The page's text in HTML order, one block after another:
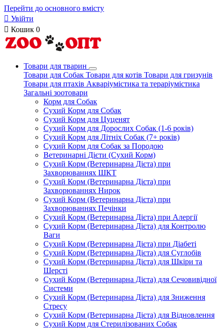
Перейти до основного вмісту
 Увійти
 Кошик 0
Товари для тварин
Товари для Собак Товари для котів Товари для гризунів
Товари для птахів Акваріумістика та тераріумістика
Загальні зоотовари
Корм для Собак
Сухий Корм для Собак
Сухий Корм для Цуценят
Сухий Корм для Дорослих Собак (1-6 років)
Сухий Корм для Літніх Собак (7+ років)
Сухий Корм для Собак за Породою
Ветеринарні Дієти (Сухий Корм)
Сухий Корм (Ветеринарна Дієта) при
Захворюваннях ШКТ
Сухий Корм (Ветеринарна Дієта) при
Захворюваннях Нирок
Сухий Корм (Ветеринарна Дієта) при
Захворюваннях Печінки
Сухий Корм (Ветеринарна Дієта) при Алергії
Сухий Корм (Ветеринарна Дієта) для Контролю
Ваги
Сухий Корм (Ветеринарна Дієта) при Діабеті
Сухий Корм (Ветеринарна Дієта) для Суглобів
Сухий Корм (Ветеринарна Дієта) для Шкіри та
Шерсті
Сухий Корм (Ветеринарна Дієта) для Сечовивідної
Системи
Сухий Корм (Ветеринарна Дієта) для Зниження
Стресу
Сухий Корм (Ветеринарна Дієта) для Відновлення
Сухий Корм для Стерилізованих Собак